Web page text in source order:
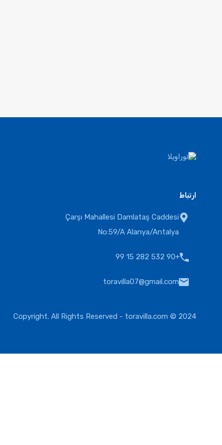
ارتباط
Çarşı Mahallesi Damlataş Caddesi
No:59/A Alanya/Antalya
+90 532 282 15 99
toravilla07@gmail.com
2024 © Copyright. All Rights Reserved -
toravilla.com